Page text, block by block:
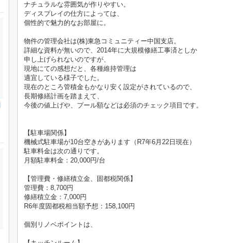
ナチュラルな雰囲気が作りやすい。
ディスプレイの仕方によっては、
個性的で魅力的なお部屋に。
物件の管理会社は(株)東急コミュニティー中国支店。
詳細な資料が無いので、2014年に大規模修繕工事済としか
申し上げられないのですが、
現地にての感想だと、各種維持管理は
適宜している様子でした。
現在のところ管積金もかなり安く設定がされているので、
長期修繕計画を踏まえて、
今後の値上げや、プール額などは必須のチェック項目です。
【駐車場関係】
機械式駐車場が10台空きがあります（R7年6月22日現在）
駐車料金は次の通りです。
月額駐車料金：20,000円/台
【管理費・修繕積立金、固都税関係】
管理費：8,700円
修繕積立金：7,000円
R6年度固都税相当額予想：158,100円
個別リノベポイントは、